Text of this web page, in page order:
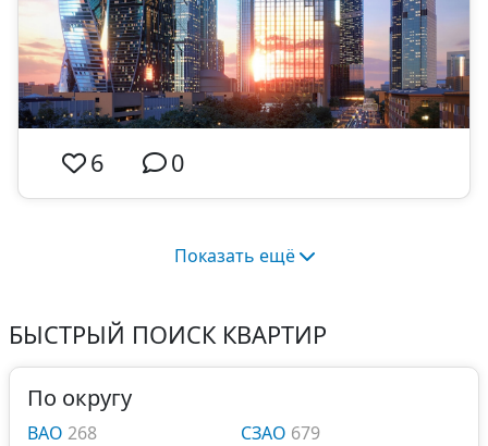
6 0
Показать ещё
БЫСТРЫЙ ПОИСК КВАРТИР
По округу
ВАО 268
СЗАО 679